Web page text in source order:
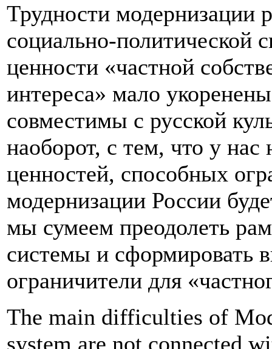
Трудности модернизации
социально-политической
ценности «частной
интереса» мало
совместимы с русской
наоборот, с тем, что у нас
ценностей, способных
модернизации России
мы сумеем преодолеть
системы и сформировать
ограничители для
The main difficulties of
system are not connected